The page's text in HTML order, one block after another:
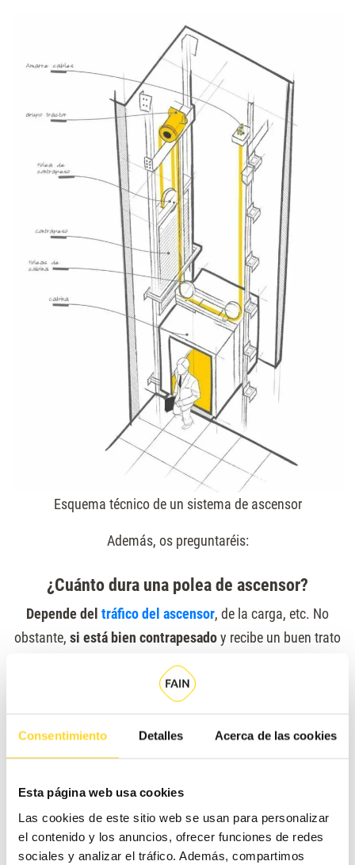
Consentimiento Detalles Acerca de las cookies
Esta página web usa cookies
Las cookies de este sitio web se usan para personalizar
el contenido y los anuncios, ofrecer funciones de redes
sociales y analizar el tráfico. Además, compartimos
Esquema técnico de un sistema de ascensor
Además, os preguntaréis:
¿Cuánto dura una polea de ascensor?
Depende del tráfico del ascensor, de la carga, etc. No
obstante, si está bien contrapesadoy recibe un buen trato
(esto es, si el equipo no se sobrecarga)
durar de 6 a 8 años
¿Quién revisa las poleas en un ascensor?
Son elementos que se revisan con frecuencia. Por un lado,
elementos que revisa el auditor del Organismo de
Control Autorizadodurante laInspección Periódica